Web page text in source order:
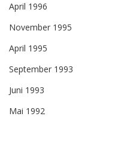
April 1996
November 1995
April 1995
September 1993
Juni 1993
Mai 1992